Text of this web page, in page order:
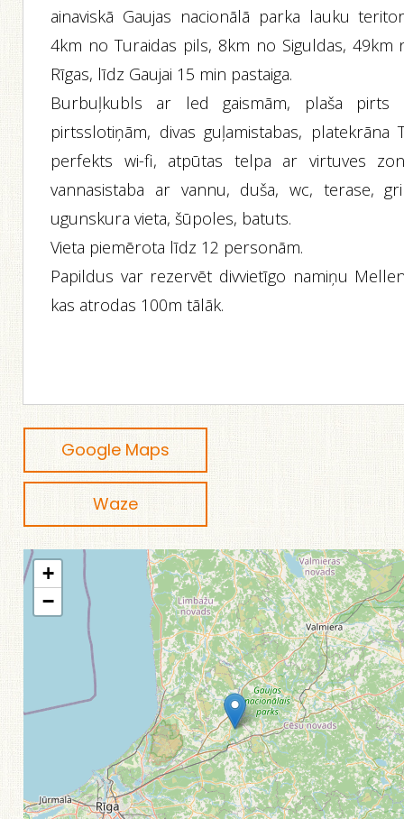
ainaviskā Gaujas nacionālā parka lauku
4km no Turaidas pils, 8km no Siguldas, 49km
Rīgas, līdz Gaujai 15 min pastaiga.
Burbuļkubls ar led gaismām, plaša pirts
pirtsslotiņām, divas guļamistabas, platekrāna
perfekts wi-fi, atpūtas telpa ar virtuves
vannasistaba ar vannu, duša, wc, terase,
ugunskura vieta, šūpoles, batuts.
Vieta piemērota līdz 12 personām.
Papildus var rezervēt divvietīgo namiņu
kas atrodas 100m tālāk.
Google Maps
Waze
+
−